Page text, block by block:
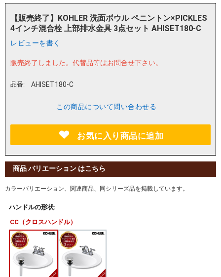
【販売終了】KOHLER 洗面ボウル ペニントン×PICKLES
4インチ混合栓 上部排水金具 3点セット AHISET180-C
レビューを書く
販売終了しました。 代替品等はお問合せ下さい。
品番: AHISET180-C
この商品について問い合わせる
お気に入り商品に追加
商品 バリエーション はこちら
カラーバリエーション、関連商品、同シリーズ品を掲載しています。
ハンドルの形状:
CC（クロスハンドル）